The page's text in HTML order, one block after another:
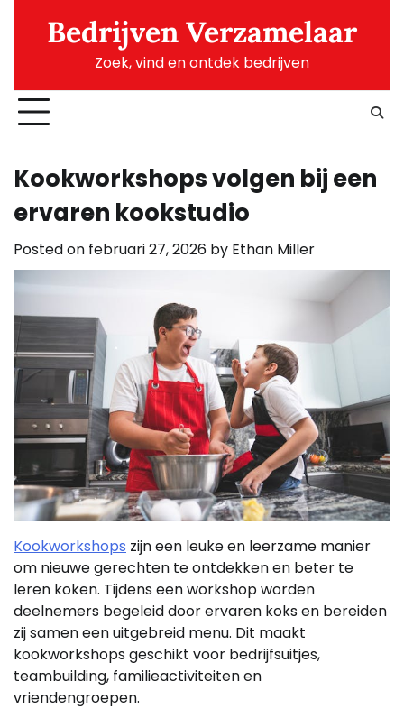
Bedrijven Verzamelaar
Zoek, vind en ontdek bedrijven
Kookworkshops volgen bij een
ervaren kookstudio
Posted on februari 27, 2026 by Ethan Miller
Kookworkshops zijn een leuke en leerzame manier
om nieuwe gerechten te ontdekken en beter te
leren koken. Tijdens een workshop worden
deelnemers begeleid door ervaren koks en bereiden
zij samen een uitgebreid menu. Dit maakt
kookworkshops geschikt voor bedrijfsuitjes,
teambuilding, familieactiviteiten en
vriendengroepen.